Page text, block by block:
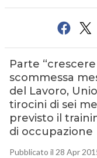
Parte
scommessa
del Lavoro,
tirocini di sei
previsto il
di occupazione
Pubblicato il 28 Apr